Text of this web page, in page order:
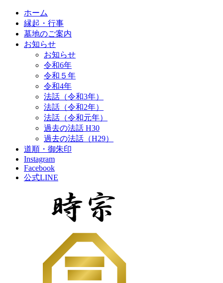
ホーム
縁起・行事
墓地のご案内
お知らせ
お知らせ
令和6年
令和５年
令和4年
法話（令和3年）
法話（令和2年）
法話（令和元年）
過去の法話 H30
過去の法話（H29）
道順・御朱印
Instagram
Facebook
公式LINE